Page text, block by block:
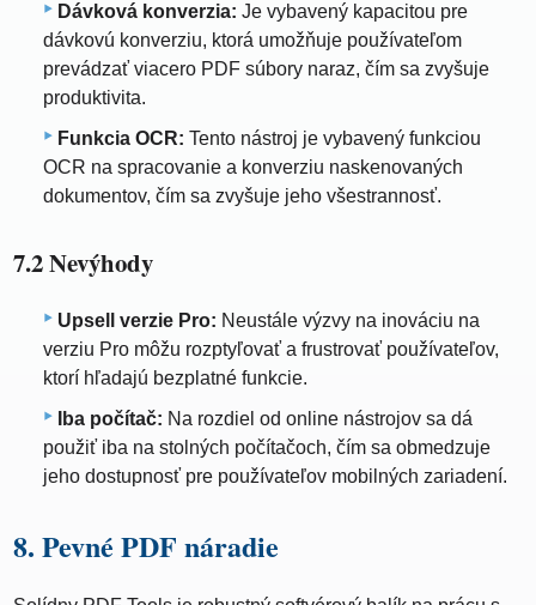
Dávková konverzia: Je vybavený kapacitou pre
dávkovú konverziu, ktorá umožňuje používateľom
prevádzať viacero PDF súbory naraz, čím sa zvyšuje
produktivita.
Funkcia OCR: Tento nástroj je vybavený funkciou
OCR na spracovanie a konverziu naskenovaných
dokumentov, čím sa zvyšuje jeho všestrannosť.
7.2 Nevýhody
Upsell verzie Pro: Neustále výzvy na inováciu na
verziu Pro môžu rozptyľovať a frustrovať používateľov,
ktorí hľadajú bezplatné funkcie.
Iba počítač: Na rozdiel od online nástrojov sa dá
použiť iba na stolných počítačoch, čím sa obmedzuje
jeho dostupnosť pre používateľov mobilných zariadení.
8. Pevné PDF náradie